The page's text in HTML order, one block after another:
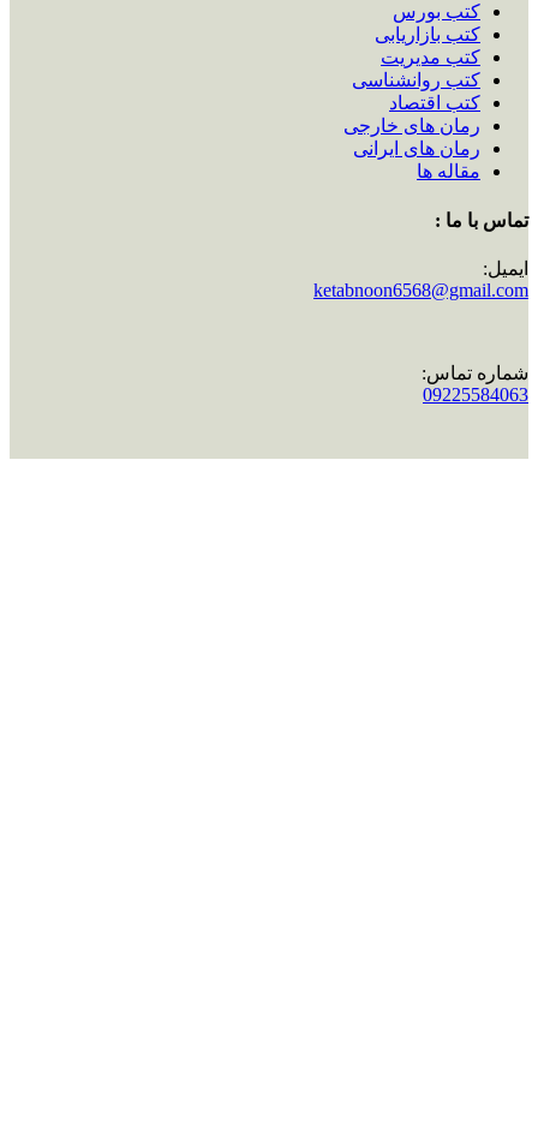
کتب بورس
کتب بازاریابی
کتب مدیریت
کتب روانشناسی
کتب اقتصاد
رمان های خارجی
رمان های ایرانی
مقاله ها
تماس با ما :
ایمیل:
ketabnoon6568@gmail.com
شماره تماس:
09225584063